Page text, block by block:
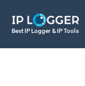
Best IP Logger & IP Tools